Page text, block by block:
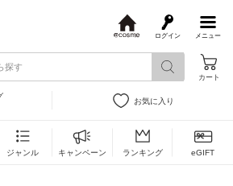
メニュー
ログイン
s
探す
カート
お気に入り
ジャンル キャンペーン ランキング eGIFT